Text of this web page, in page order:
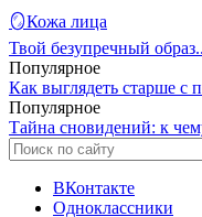
🪞Кожа лица
Твой безупречный
Популярное
Как выглядеть старше с
Популярное
Тайна сновидений: к
ВКонтакте
Одноклассники